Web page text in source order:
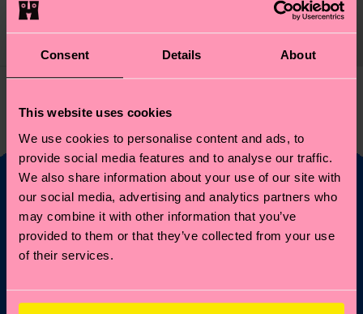
Consent Details About
This website uses cookies
We use cookies to personalise content and ads, to
provide social media features and to analyse our traffic.
We also share information about your use of our site with
our social media, advertising and analytics partners who
may combine it with other information that you’ve
provided to them or that they’ve collected from your use
of their services.
IN STOCK
MÉLANGE DE
COTON
Envie de bénéficier
de 10% de réduction
sur votre première